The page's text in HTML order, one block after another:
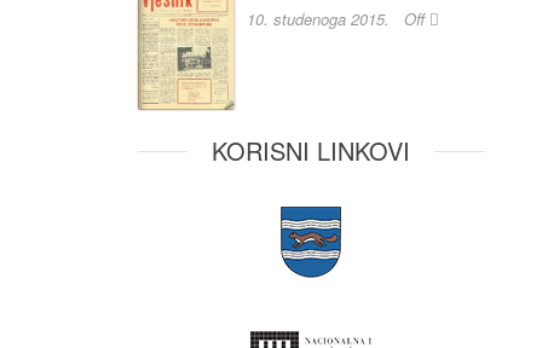
10. studenoga 2015. Off
KORISNI LINKOVI